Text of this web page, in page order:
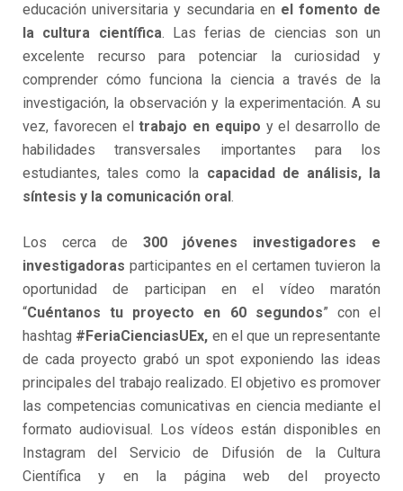
educación universitaria y secundaria en el fomento de
la cultura científica. Las ferias de ciencias son un
excelente recurso para potenciar la curiosidad y
comprender cómo funciona la ciencia a través de la
investigación, la observación y la experimentación. A su
vez, favorecen eltrabajo en equipo y el desarrollo de
habilidades transversales importantes para los
estudiantes, tales como la capacidad de análisis, la
síntesis y la comunicación oral .
Los cerca de 300 jóvenes investigadores
e
investigadoras participantes en el certamen tuvieron la
oportunidad de participan en el vídeo maratón
“Cuéntanos tu proyecto en 60 segundos” con el
hashtag #FeriaCienciasUEx, en el que un representante
de cada proyecto grabó un spot exponiendo las ideas
principales del trabajo realizado. El objetivo es promover
las competencias comunicativas en ciencia mediante el
formato audiovisual. Los vídeos están disponibles en
Instagram del Servicio de Difusión de la Cultura
Científica y en la página web del proyecto